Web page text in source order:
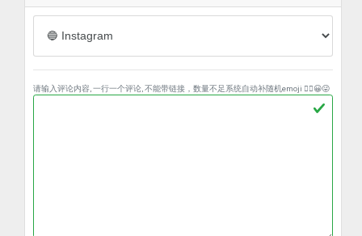
请输入评论内容, 一行一个评论, 不能带链接，数量不足系统自动补随机emoji ❤️‍🔥😀😜